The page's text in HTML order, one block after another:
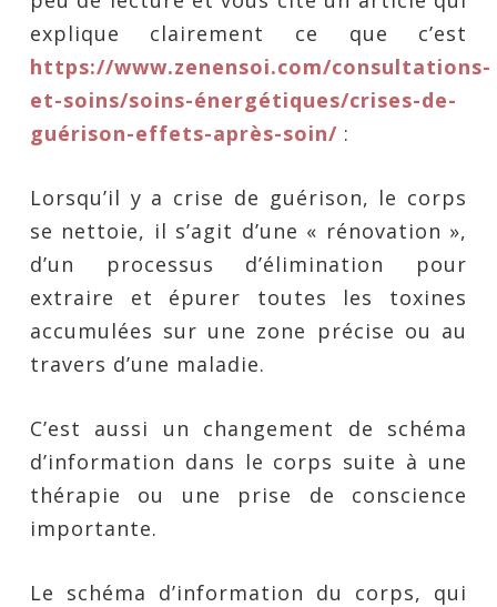
explique clairement ce que c’est
https://www.zenensoi.com/consultations-
et-soins/soins-énergétiques/crises-de-
guérison-effets-après-soin/:
Lorsqu’il y a crise de guérison, le corps
se nettoie, il s’agit d’une « rénovation »,
d’un processus d’élimination pour
extraire et épurer toutes les toxines
accumulées sur une zone précise ou au
travers d’une maladie.
C’est aussi un changement de schéma
d’information dans le corps suite à une
thérapie ou une prise de conscience
importante.
Le schéma d’information du corps, qui